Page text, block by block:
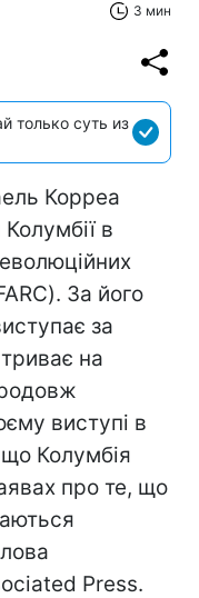
3 мин
только суть из
Корреа
в
За його
за
на
виступі в
Колумбія
про те, що
Press.